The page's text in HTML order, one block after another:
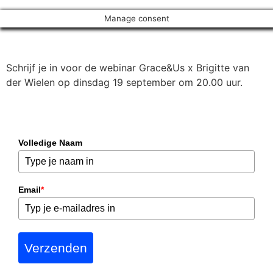
Manage consent
Schrijf je in voor de webinar Grace&Us x Brigitte van
der Wielen op dinsdag 19 september om 20.00 uur.
Volledige Naam
Email*
Verzenden